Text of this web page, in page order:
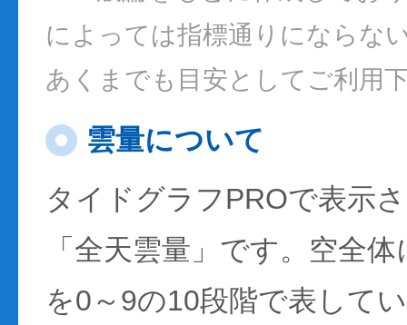
によっては指標通りにならな
あくまでも目安としてご利用
雲量について
タイドグラフPROで表示
「全天雲量」です。空全
を0～9の10段階で表して